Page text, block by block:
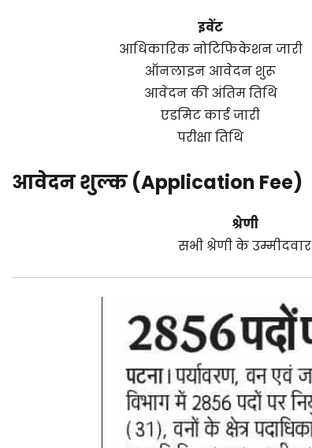
इवेंट
आधिकारिक नोटिफिकेशन जारी
ऑनलाइन आवेदन शुरू
आवेदन की अंतिम तिथि
एडमिट कार्ड जारी
परीक्षा तिथि
आवेदन शुल्क (Application Fee)
श्रेणी
सभी श्रेणी के उम्मीदवार